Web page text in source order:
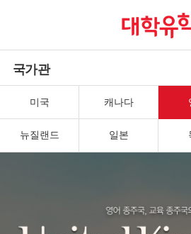
국가관
미국 캐나다
뉴질랜드 일본